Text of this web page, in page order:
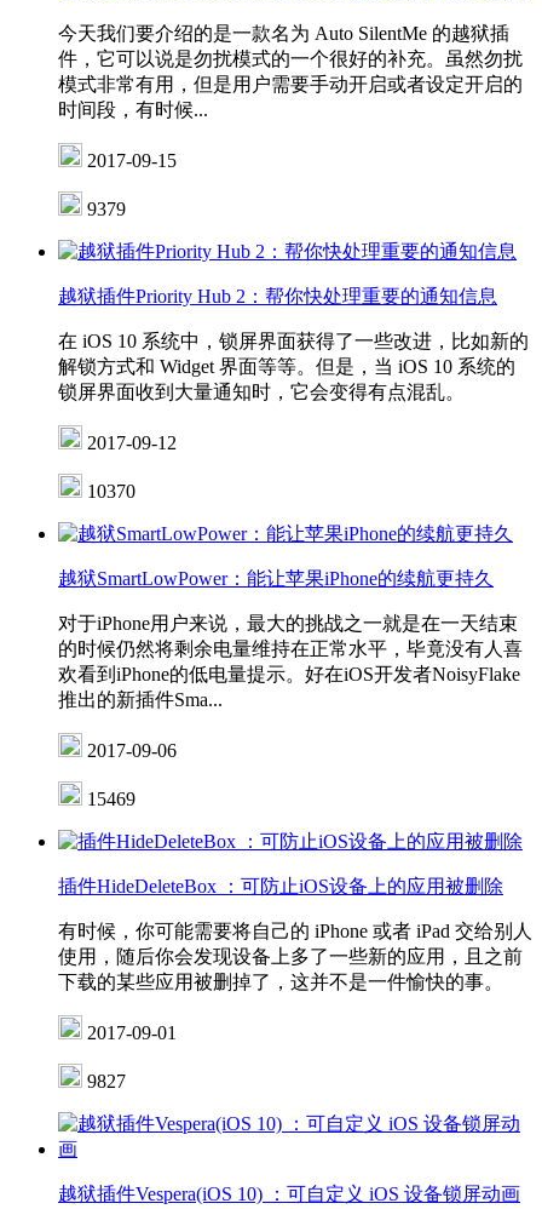
今天我们要介绍的是一款名为 Auto SilentMe 的越狱插
件，它可以说是勿扰模式的一个很好的补充。虽然勿扰
模式非常有用，但是用户需要手动开启或者设定开启的
时间段，有时候...
2017-09-15
9379
越狱插件Priority Hub 2：帮你快处理重要的通知信息
在 iOS 10 系统中，锁屏界面获得了一些改进，比如新的
解锁方式和 Widget 界面等等。但是，当 iOS 10 系统的
锁屏界面收到大量通知时，它会变得有点混乱。
2017-09-12
10370
越狱SmartLowPower：能让苹果iPhone的续航更持久
对于iPhone用户来说，最大的挑战之一就是在一天结束
的时候仍然将剩余电量维持在正常水平，毕竟没有人喜
欢看到iPhone的低电量提示。好在iOS开发者NoisyFlake
推出的新插件Sma...
2017-09-06
15469
插件HideDeleteBox ：可防止iOS设备上的应用被删除
有时候，你可能需要将自己的 iPhone 或者 iPad 交给别人
使用，随后你会发现设备上多了一些新的应用，且之前
下载的某些应用被删掉了，这并不是一件愉快的事。
2017-09-01
9827
越狱插件Vespera(iOS 10) ：可自定义 iOS 设备锁屏动画